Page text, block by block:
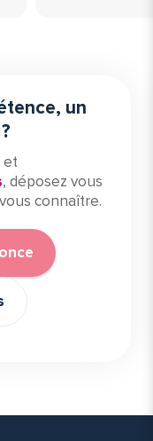
un
et
, déposez vous
connaître.